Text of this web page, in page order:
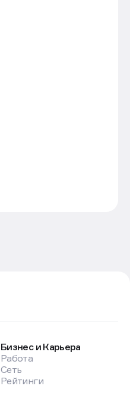
Бизнес и Карьера
Работа
Сеть
Рейтинги